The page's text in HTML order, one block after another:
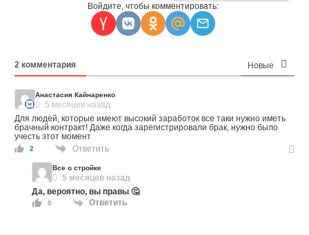
Войдите, чтобы комментировать:
2 комментария Новые
Анастасия Кайнаренко
5 месяцев назад
Для людей, которые имеют высокий заработок все таки нужно иметь
брачный контракт! Даже когда зарегистрировали брак, нужно было
учесть этот момент
2 Ответить
Все о стройке
5 месяцев назад
Да, вероятно, вы правы 🤔
0 Ответить